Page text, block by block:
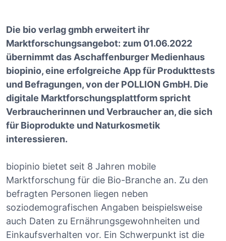
Die bio verlag gmbh erweitert ihr
Marktforschungsangebot: zum 01.06.2022
übernimmt das Aschaffenburger Medienhaus
biopinio, eine erfolgreiche App für Produkttests
und Befragungen, von der POLLION GmbH. Die
digitale Marktforschungsplattform spricht
Verbraucherinnen und Verbraucher an, die sich
für Bioprodukte und Naturkosmetik
interessieren.
biopinio bietet seit 8 Jahren mobile
Marktforschung für die Bio-Branche an. Zu den
befragten Personen liegen neben
soziodemografischen Angaben beispielsweise
auch Daten zu Ernährungsgewohnheiten und
Einkaufsverhalten vor. Ein Schwerpunkt ist die